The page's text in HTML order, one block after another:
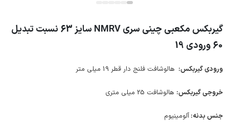
گیربکس مکعبی چینی سری NMRV سایز 63 نسبت تبدیل
60 ورودی 19
ورودی گیربکس: هالوشافت فلنج دار قطر 19 میلی متر
خروجی گیربکس: هالوشافت 25 میلی متری
جنس بدنه: آلومینیوم